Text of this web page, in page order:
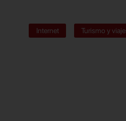
Internet Turismo y